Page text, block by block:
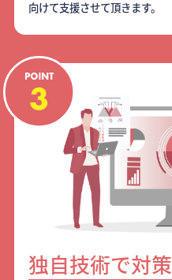
向けて支援させて頂きます。
独自技術で対策